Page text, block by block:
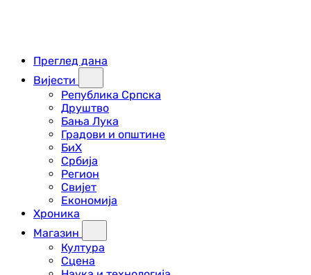
Преглед дана
Вијести
Република Српска
Друштво
Бања Лука
Градови и општине
БиХ
Србија
Регион
Свијет
Економија
Хроника
Магазин
Култура
Сцена